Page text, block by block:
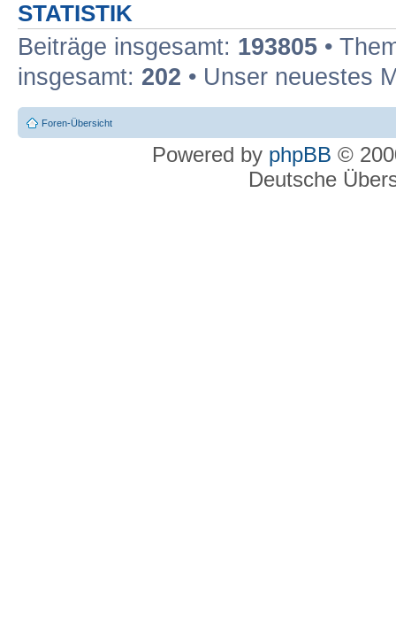
STATISTIK
Beiträge insgesamt: 193805 •
insgesamt: 202 • Unser neuestes
Foren-Übersicht
Powered by phpBB ©
Deutsche